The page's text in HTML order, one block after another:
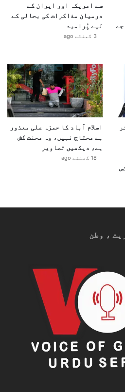
سے امریکہ اور ایران کے
درمیان مذاکرات کی بحالی کے
لیے پُرامید
3 گھنٹے ago
اسلام آباد کا حمزہ علی معذور
ہے محتاج نہیں، وہ محنت کش
ہے، دیکھیں تصاویر
18 گھنٹے ago
، وطن